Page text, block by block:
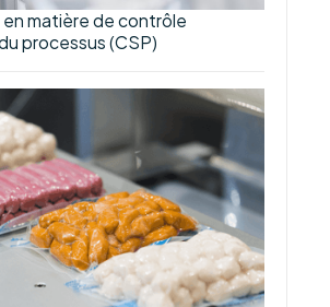
matière de contrôle
processus (CSP)